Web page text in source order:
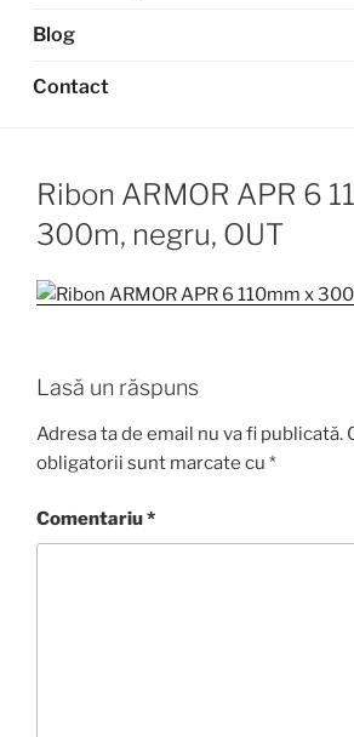
Blog
Contact
Ribon ARMOR APR 6
300m, negru, OUT
Lasă un răspuns
Adresa ta de email nu va fi publicată.
obligatorii sunt marcate cu *
Comentariu*